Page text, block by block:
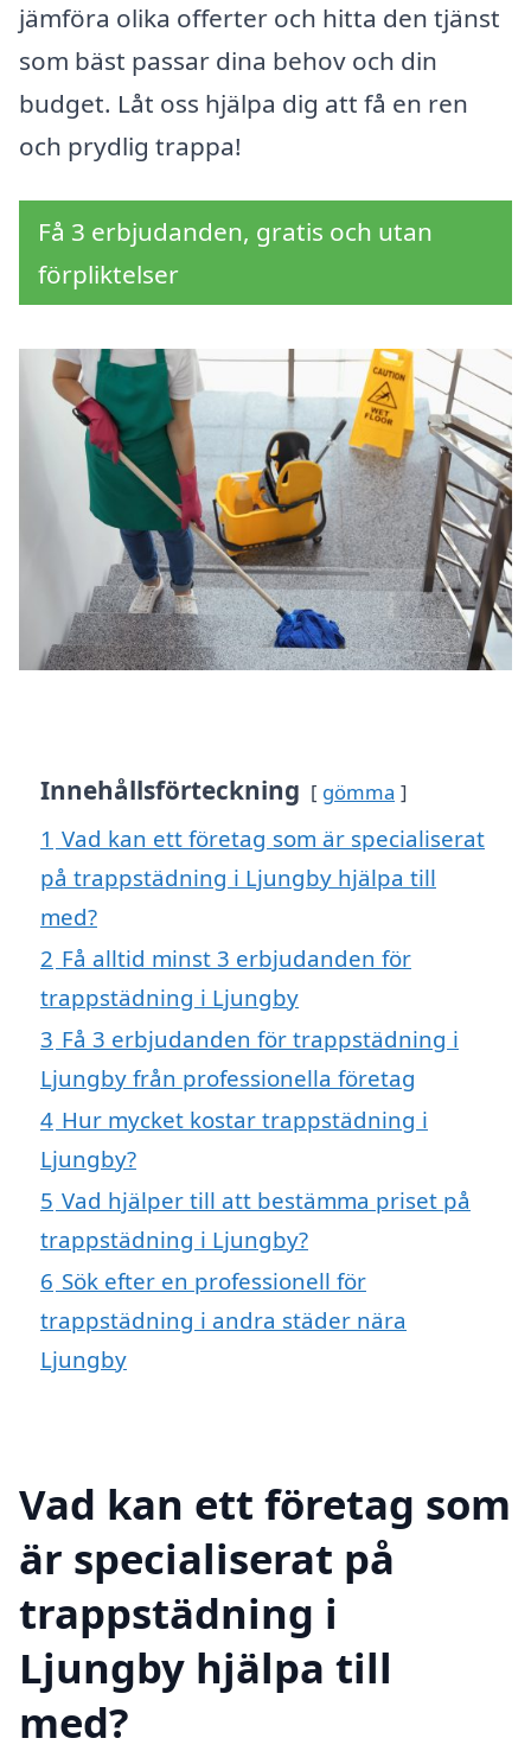
jämföra olika offerter och hitta den tjänst
som bäst passar dina behov och din
budget. Låt oss hjälpa dig att få en ren
och prydlig trappa!
Få 3 erbjudanden, gratis och utan
förpliktelser
Innehållsförteckning gömma
1 Vad kan ett företag som är specialiserat
på trappstädning i Ljungby hjälpa till
med?
2 Få alltid minst 3 erbjudanden för
trappstädning i Ljungby
3 Få 3 erbjudanden för trappstädning i
Ljungby från professionella företag
4 Hur mycket kostar trappstädning i
Ljungby?
5 Vad hjälper till att bestämma priset på
trappstädning i Ljungby?
6 Sök efter en professionell för
trappstädning i andra städer nära
Ljungby
Vad kan ett företag som
är specialiserat på
trappstädning i
Ljungby hjälpa till
med?